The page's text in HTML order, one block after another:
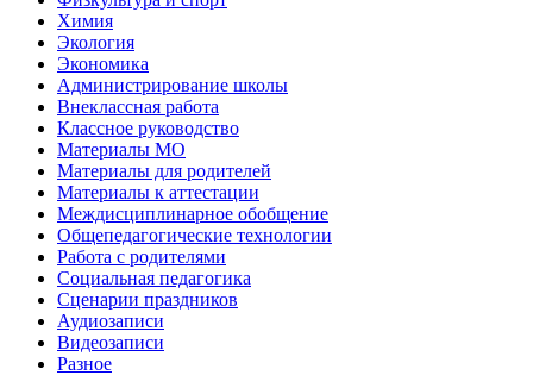
Химия
Экология
Экономика
Администрирование школы
Внеклассная работа
Классное руководство
Материалы МО
Материалы для родителей
Материалы к аттестации
Междисциплинарное обобщение
Общепедагогические технологии
Работа с родителями
Социальная педагогика
Сценарии праздников
Аудиозаписи
Видеозаписи
Разное